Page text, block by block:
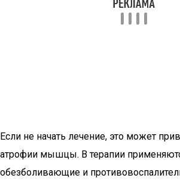
Если не начать лечение, это может
атрофии мышцы. В терапии
обезболивающие и